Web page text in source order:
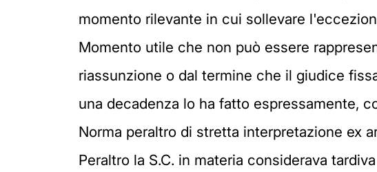
momento rilevante in cui sollevare
Momento utile che non può essere
riassunzione o dal termine che il giudice
una decadenza lo ha fatto espressamente,
Norma peraltro di stretta interpretazione ex
Peraltro la S.C. in materia considerava